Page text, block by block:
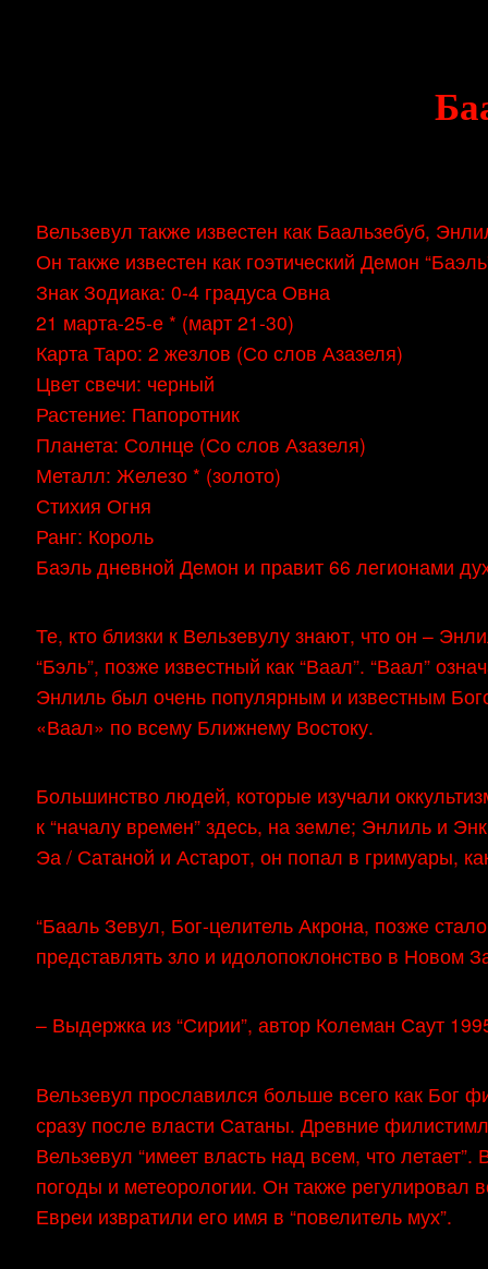
Вельзевул также известен как Баальзебуб,
Он также известен как гоэтический Демон
Знак Зодиака: 0-4 градуса Овна
21 марта-25-е * (март 21-30)
Карта Таро: 2 жезлов (Со слов Азазеля)
Цвет свечи: черный
Растение: Папоротник
Планета: Солнце (Со слов Азазеля)
Металл: Железо * (золото)
Стихия Огня
Ранг: Король
Баэль дневной Демон и правит 66 легионами
Те, кто близки к Вельзевулу знают, что он –
“Бэль”, позже известный как “Ваал”. “Ваал”
Энлиль был очень популярным и известным
«Ваал» по всему Ближнему Востоку.
Большинство людей, которые изучали
к “началу времен” здесь, на земле; Энлиль и
Эа / Сатаной и Астарот, он попал в гримуары,
“Бааль Зевул, Бог-целитель Акрона, позже
представлять зло и идолопоклонство в Новом
– Выдержка из “Сирии”, автор Колеман Саут
Вельзевул прославился больше всего как Бог
сразу после власти Сатаны. Древние
Вельзевул “имеет власть над всем, что
погоды и метеорологии. Он также
Евреи извратили его имя в “повелитель мух”.